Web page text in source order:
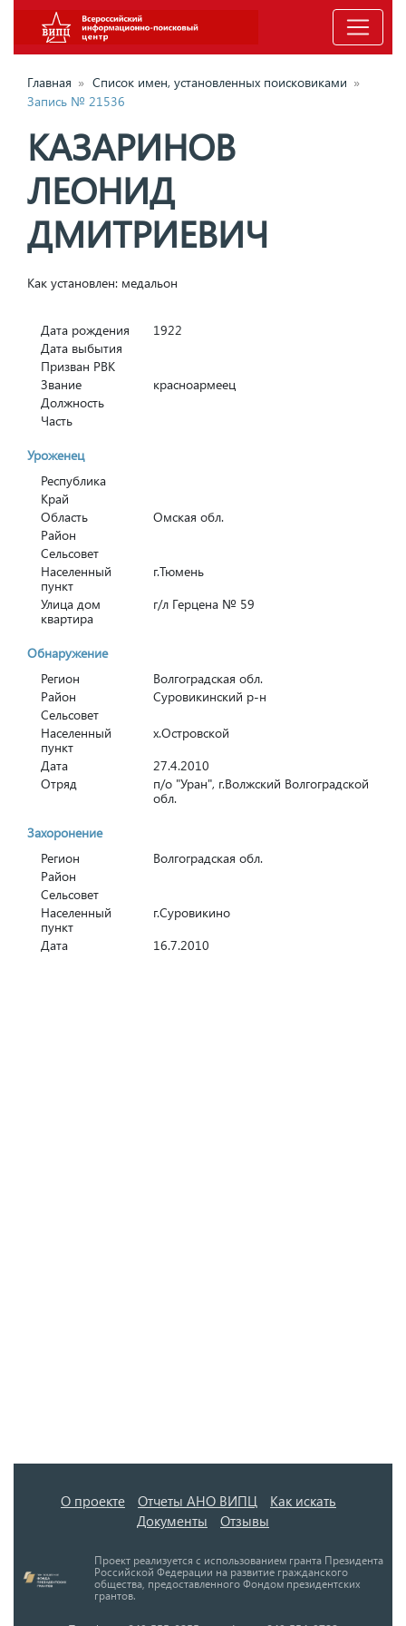
Главная » Список имен, установленных поисковиками »
Запись № 21536
КАЗАРИНОВ
ЛЕОНИД
ДМИТРИЕВИЧ
Как установлен: медальон
Дата рождения
1922
Дата выбытия
Призван РВК
Звание
красноармеец
Должность
Часть
Уроженец
Республика
Край
Область
Омская обл.
Район
Сельсовет
Населенный
пункт
г.Тюмень
Улица дом
квартира
г/л Герцена № 59
Обнаружение
Регион
Волгоградская обл.
Район
Суровикинский р-н
Сельсовет
Населенный
пункт
х.Островской
Дата
27.4.2010
Отряд
п/о "Уран", г.Волжский Волгоградской
обл.
Захоронение
Регион
Волгоградская обл.
Район
Сельсовет
Населенный
пункт
г.Суровикино
Дата
16.7.2010
О проекте Отчеты АНО ВИПЦ
Как искать
Документы
Отзывы
Проект реализуется с использованием гранта Президента
Российской Федерации на развитие гражданского
общества, предоставленного Фондом президентских
грантов.